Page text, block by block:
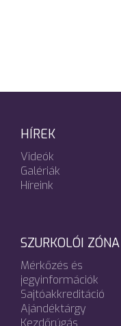
HÍREK
Videók
Galériák
Híreink
SZURKOLÓI ZÓNA
Mérkőzés és
jegyinformációk
Sajtóakkreditáció
Ajándéktárgy
Kezdőrúgás